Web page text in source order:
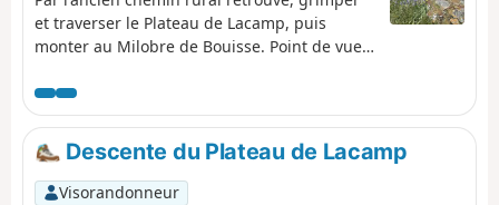
et traverser le Plateau de Lacamp, puis
monter au Milobre de Bouisse. Point de vue
Descente du Plateau de Lacamp
Visorandonneur